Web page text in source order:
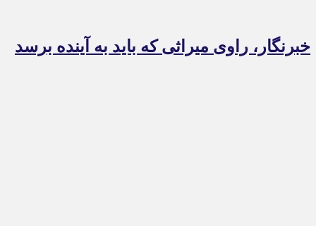
خبرنگار، راوی میراثی که باید به آینده برسد